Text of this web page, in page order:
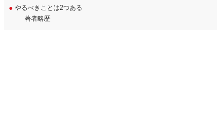
● やるべきことは2つある
著者略歴